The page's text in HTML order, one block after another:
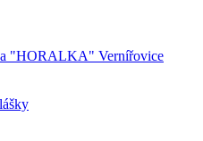
"HORALKA" Vernířovice